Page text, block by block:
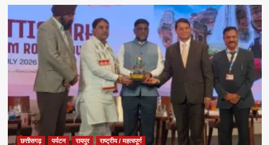
और
खुशहाली
की
कामना
ब्रह्माकुमारीज़,
अंबिकापुर
मुक्त
युवा,
विकसित
भारत
संकल्प
अभियान’
कार्यक्रम
छत्तीसगढ़ पर्यटन रायपुर राष्ट्रीय / महत्वपूर्ण